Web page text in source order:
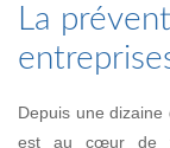
La
Depuis une dizaine
est au cœur de